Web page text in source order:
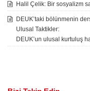
Halil Çelik: Bir sosyalizm
DEUK’taki bölünmenin
Ulusal Taktikler:
DEUK’un ulusal kurtuluş